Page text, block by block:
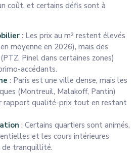
coût, et certains défis sont à
: Les prix au m² restent élevés
moyenne en 2026), mais des
Pinel dans certaines zones)
accédants.
: Paris est une ville dense, mais les
(Montreuil, Malakoff, Pantin)
rapport qualité-prix tout en restant
: Certains quartiers sont animés,
et les cours intérieures
de tranquillité.